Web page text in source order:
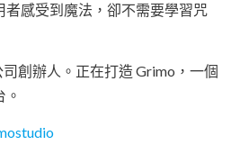
者感受到魔法，卻不需要學習咒
司創辦人。正在打造 Grimo，一個